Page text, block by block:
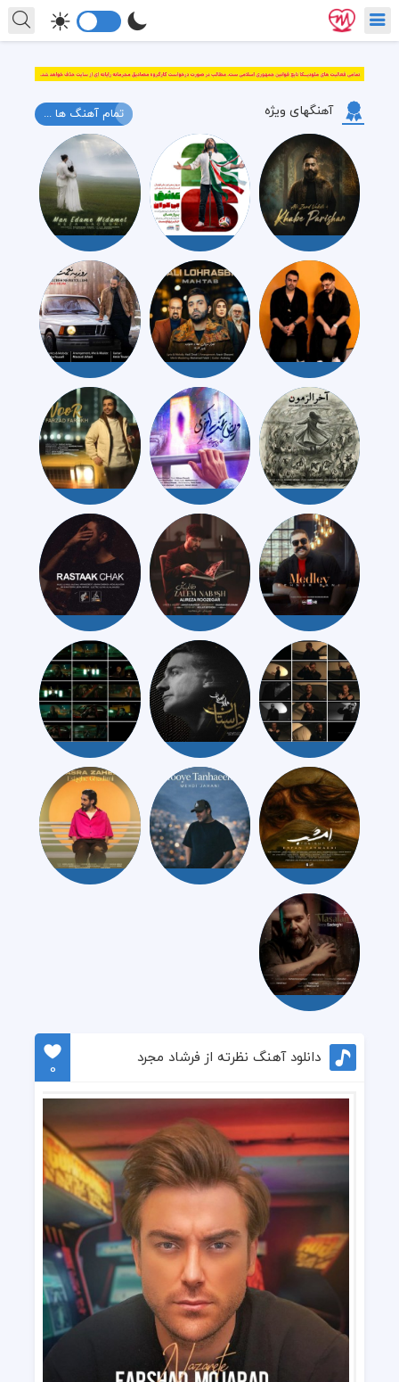
آهنگهای ویژه تمام آهنگ ها ...
دانلود آهنگ نظرته از فرشاد مجرد
0